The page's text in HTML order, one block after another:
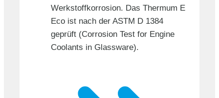
Werkstoff­korrosion. Das Thermum E
Eco ist nach der ASTM D 1384
geprüft (Corrosion Test for Engine
Coolants in Glassware).